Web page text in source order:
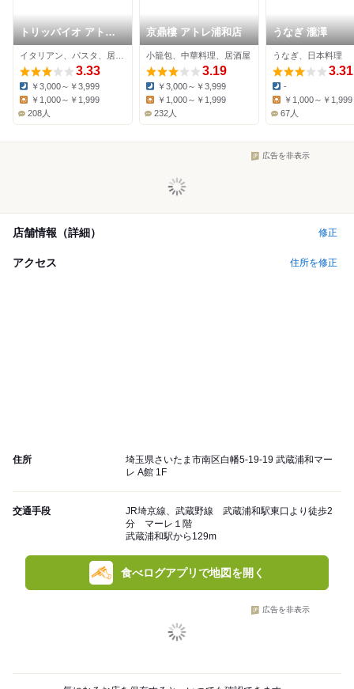
トリッパイオ アトレ
浦和店
3.33
Dinner:
￥3,000～￥3,999
￥1,000～￥1,999
208人
京鼎樓 アトレ浦和店
小籠包、中華料理、居酒屋
3.19
Dinner:
￥3,000～￥3,999
￥1,000～￥1,999
232人
うなぎ 瀧澤
うなぎ、日本料理
3.31
Dinner:
-
Lunch:
￥1,000～￥1,999
67人
広告を非表示
店舗情報（詳細） 修正
アクセス 住所を修正
住所
埼玉県さいたま市南区白幡5-19-19 武蔵浦和マー
レ A館 1F
交通手段
JR埼京線、武蔵野線 武蔵浦和駅東口より徒歩2
分 マーレ１階
武蔵浦和駅から129m
食べログアプリで地図を開く
広告を非表示